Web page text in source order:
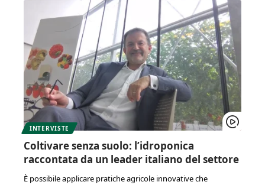
INTERVISTE
Coltivare senza suolo: l’idroponica
raccontata da un leader italiano del settore
È possibile applicare pratiche agricole innovative che